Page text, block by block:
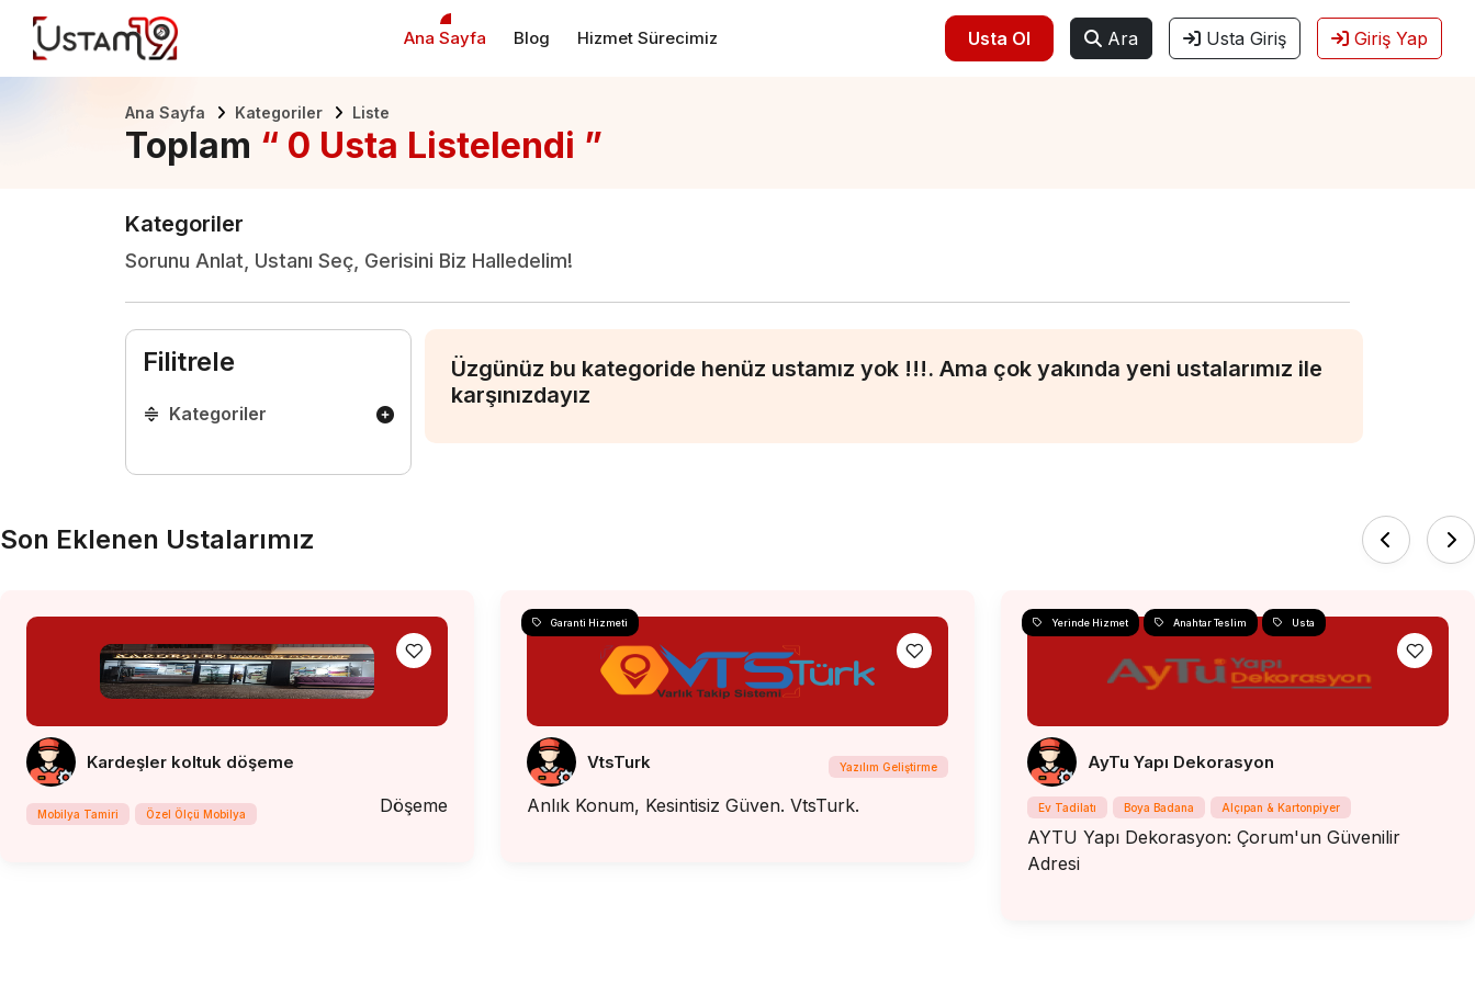
Ana Sayfa Blog Hizmet Sürecimiz Usta Ol Ara Usta Giriş Giriş Yap
Ana Sayfa Kategoriler Liste
Toplam “ 0 Usta Listelendi ”
Kategoriler
Sorunu Anlat, Ustanı Seç, Gerisini Biz Halledelim!
Filitrele
Kategoriler
Üzgünüz bu kategoride henüz ustamız yok !!!. Ama çok yakında yeni ustalarımız ile
karşınızdayız
Son Eklenen Ustalarımız
Kardeşler koltuk döşeme
Mobilya Tamiri Özel Ölçü Mobilya Döşeme
Garanti Hizmeti
VtsTurk Yazılım Geliştirme
Anlık Konum, Kesintisiz Güven. VtsTurk.
Yerinde Hizmet Anahtar Teslim Usta
AyTu Yapı Dekorasyon
Ev Tadilatı Boya Badana Alçıpan & Kartonpiyer
AYTU Yapı Dekorasyon: Çorum'un Güvenilir
Adresi